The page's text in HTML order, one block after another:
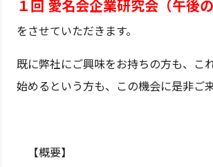
１回 愛名会企業研究会（午後の
をさせていただきます。
既に弊社にご興味をお持ちの方も、こ
始めるという方も、この機会に是非ご
【概要】